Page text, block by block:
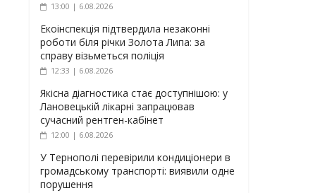
13:00 | 6.08.2026
Екоінспекція підтвердила незаконні
роботи біля річки Золота Липа: за
справу візьметься поліція
12:33 | 6.08.2026
Якісна діагностика стає доступнішою: у
Лановецькій лікарні запрацював
сучасний рентген-кабінет
12:00 | 6.08.2026
У Тернополі перевірили кондиціонери в
громадському транспорті: виявили одне
порушення